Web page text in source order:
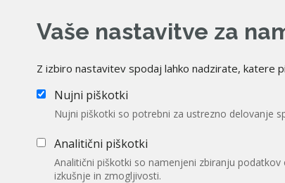
Vaše nastavitve za
Z izbiro nastavitev spodaj lahko nadzirate, katere
Nujni piškotki
Nujni piškotki so potrebni za ustrezno delovanje
Analitični piškotki
Analitični piškotki so namenjeni zbiranju
izkušnje in zmogljivosti.